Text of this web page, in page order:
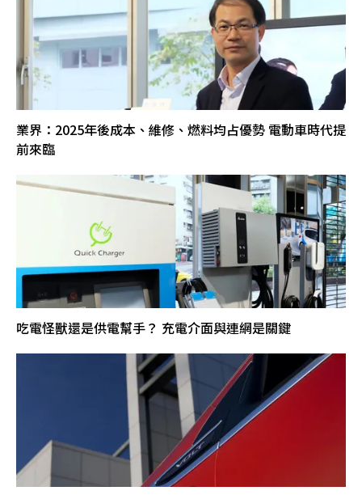
業界：2025年後成本、維修、燃料均占優勢 電動車時代提
前來臨
吃電怪獸還是供電幫手？ 充電介面與連網是關鍵